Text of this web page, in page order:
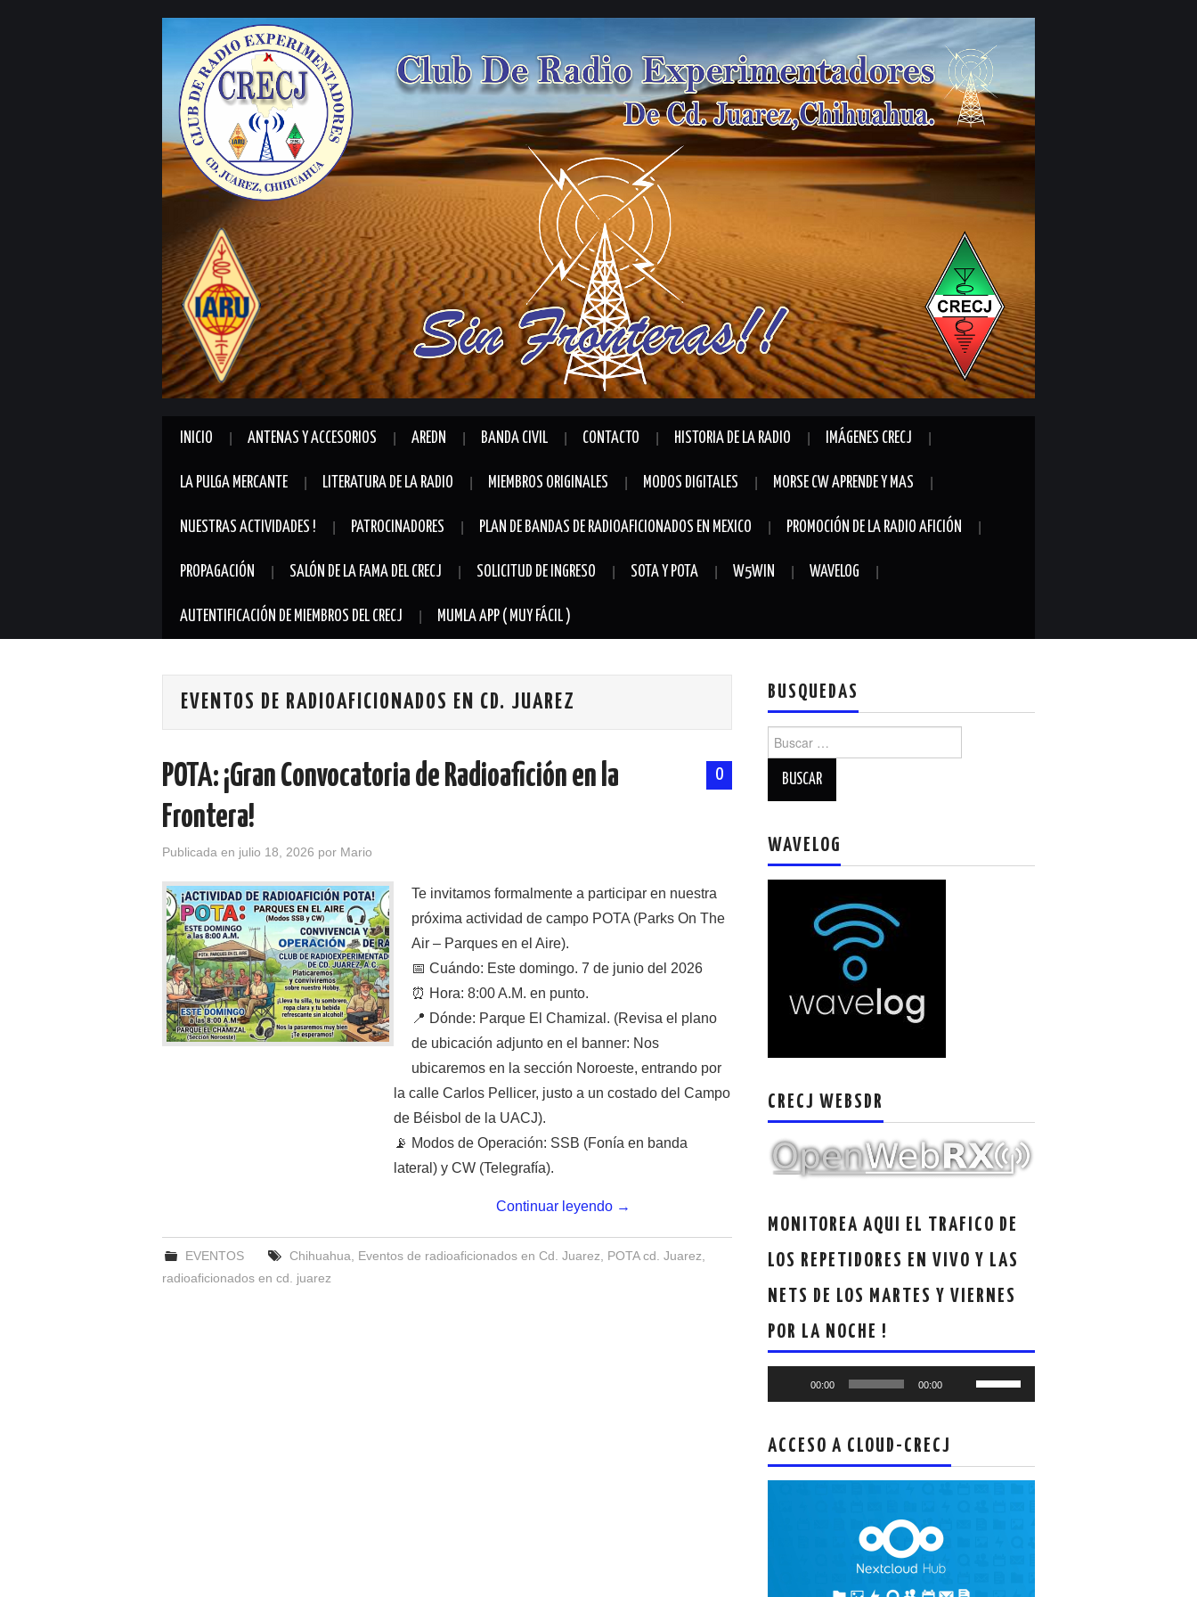
INICIO ANTENAS Y ACCESORIOS AREDN BANDA CIVIL CONTACTO HISTORIA DE LA RADIO IMÁGENES CRECJ
LA PULGA MERCANTE LITERATURA DE LA RADIO MIEMBROS ORIGINALES MODOS DIGITALES MORSE CW APRENDE Y MAS
NUESTRAS ACTIVIDADES ! PATROCINADORES PLAN DE BANDAS DE RADIOAFICIONADOS EN MEXICO PROMOCIÓN DE LA RADIO AFICIÓN
PROPAGACIÓN SALÓN DE LA FAMA DEL CRECJ SOLICITUD DE INGRESO SOTA Y POTA W5WIN WAVELOG
AUTENTIFICACIÓN DE MIEMBROS DEL CRECJ MUMLA APP ( MUY FÁCIL )
EVENTOS DE RADIOAFICIONADOS EN CD. JUAREZ
0
POTA: ¡Gran Convocatoria de Radioafición en la
Frontera!
Publicada en julio 18, 2026 por Mario
Te invitamos formalmente a participar en nuestra
próxima actividad de campo POTA (Parks On The
Air – Parques en el Aire).
📅 Cuándo: Este domingo. 7 de junio del 2026
⏰ Hora: 8:00 A.M. en punto.
📍 Dónde: Parque El Chamizal. (Revisa el plano
de ubicación adjunto en el banner: Nos
ubicaremos en la sección Noroeste, entrando por
la calle Carlos Pellicer, justo a un costado del Campo
de Béisbol de la UACJ).
📡 Modos de Operación: SSB (Fonía en banda
lateral) y CW (Telegrafía).
Continuar leyendo →
EVENTOS Chihuahua Eventos de radioaficionados en Cd. Juarez POTA cd. Juarez
radioaficionados en cd. juarez
BUSQUEDAS
WAVELOG
CRECJ WEBSDR
MONITOREA AQUI EL TRAFICO DE
LOS REPETIDORES EN VIVO Y LAS
NETS DE LOS MARTES Y VIERNES
POR LA NOCHE !
de
00:00 00:00
las
flecha
ACCESO A CLOUD-CRECJ